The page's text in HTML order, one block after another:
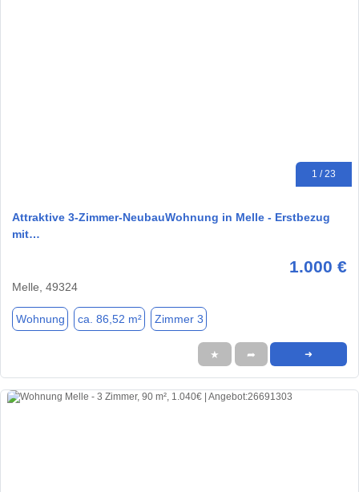
1 / 23
Attraktive 3-Zimmer-NeubauWohnung in Melle - Erstbezug
mit…
1.000 €
Melle, 49324
Wohnung ca. 86,52 m² Zimmer 3
★ ➦ ➜